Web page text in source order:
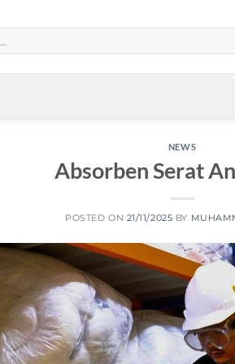
NEWS
Absorben Serat
POSTED ON 21/11/2025 BY